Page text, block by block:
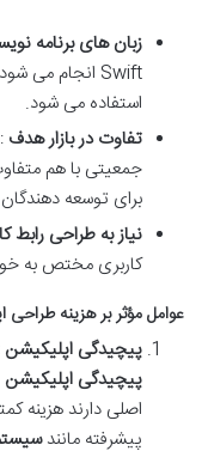
زبان های برنامه
Swift انجام می شود در حالی که برای
استفاده می شود.
تفاوت در بازار هدف
جمعیتی با هم
برای توسعه
نیاز به طراحی رابط
کاربری مختص به
عوامل مؤثر بر هزینه طراحی
پیچیدگی اپلیکیشن
پیچیدگی اپلیکیشن
اصلی دارند هزینه
پیشرفته مانند